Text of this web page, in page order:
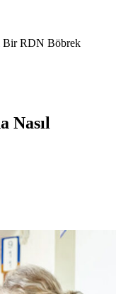
Bir RDN Böbrek
Nasıl